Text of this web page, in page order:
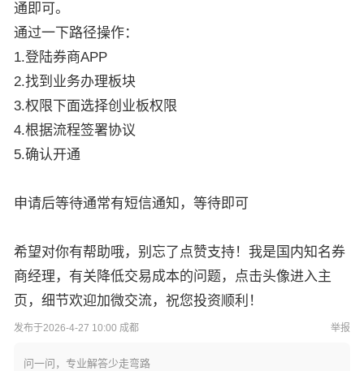
通即可。
通过一下路径操作：
1.登陆券商APP
2.找到业务办理板块
3.权限下面选择创业板权限
4.根据流程签署协议
5.确认开通
申请后等待通常有短信通知，等待即可
希望对你有帮助哦，别忘了点赞支持！我是国内知名券
商经理，有关降低交易成本的问题，点击头像进入主
页，细节欢迎加微交流，祝您投资顺利！
发布于2026-4-27 10:00 成都 举报
问一问，专业解答少走弯路